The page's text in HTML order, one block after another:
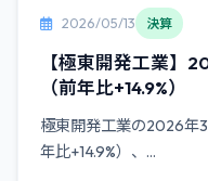
2026/05/13 決算
【極東開発工業】
（前年比+14.9%）
極東開発工業の2026年
年比+14.9%）、...